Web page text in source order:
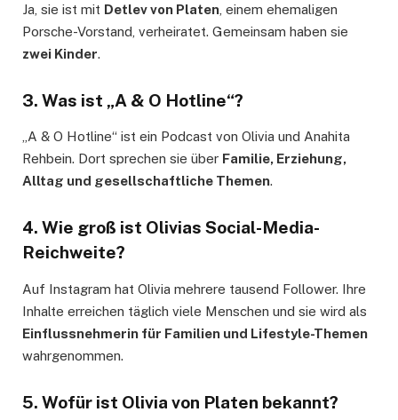
Ja, sie ist mit Detlev von Platen , einem ehemaligen
Porsche-Vorstand, verheiratet. Gemeinsam haben sie
zwei Kinder.
3. Was ist „A & O Hotline“?
„A & O Hotline“ ist ein Podcast von Olivia und Anahita
Rehbein. Dort sprechen sie über Familie, Erziehung,
Alltag und gesellschaftliche Themen.
4. Wie groß ist Olivias Social-Media-
Reichweite?
Auf Instagram hat Olivia mehrere tausend Follower. Ihre
Inhalte erreichen täglich viele Menschen und sie wird als
Einflussnehmerin für Familien und Lifestyle-Themen
wahrgenommen.
5. Wofür ist Olivia von Platen bekannt?